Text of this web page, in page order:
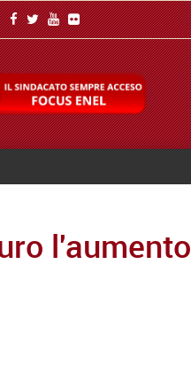
l'aumento